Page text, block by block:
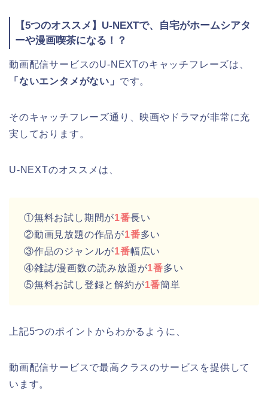
【5つのオススメ】U-NEXTで、自宅がホームシアタ
ーや漫画喫茶になる！？
動画配信サービスのU-NEXTのキャッチフレーズは、
「ないエンタメがない」 です。
そのキャッチフレーズ通り、映画やドラマが非常に充
実しております。
U-NEXTのオススメは、
①無料お試し期間が1番長い
②動画見放題の作品が1番多い
③作品のジャンルが1番幅広い
④雑誌/漫画数の読み放題が1番多い
⑤無料お試し登録と解約が1番簡単
上記5つのポイントからわかるように、
動画配信サービスで最高クラスのサービスを提供して
います。